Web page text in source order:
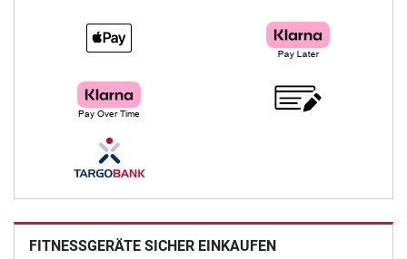
FITNESSGERÄTE SICHER EINKAUFEN